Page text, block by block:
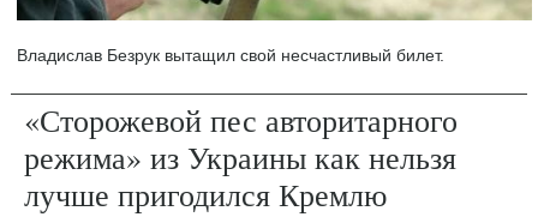
Владислав Безрук вытащил свой несчастливый билет.
«Сторожевой пес авторитарного
режима» из Украины как нельзя
лучше пригодился Кремлю